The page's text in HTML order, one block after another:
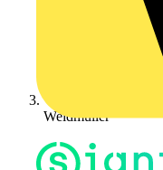
Weidmüller